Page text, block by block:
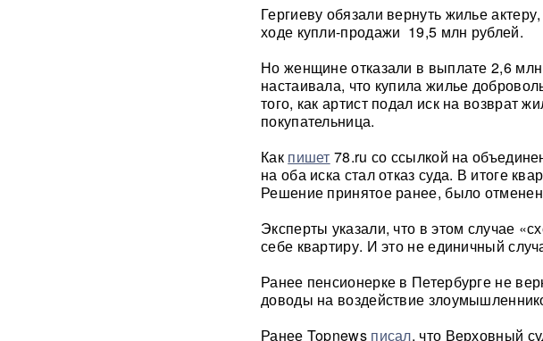
Гергиеву обязали вернуть жилье
ходе купли-продажи 19,5 млн рублей.
Но женщине отказали в выплате 2,6
настаивала, что купила жилье
того, как артист подал иск на возврат
покупательница.
Как пишет 78.ru со ссылкой на
на оба иска стал отказ суда. В итоге
Решение принятое ранее, было
Эксперты указали, что в этом случае
себе квартиру. И это не единичный
Ранее пенсионерке в Петербурге не
доводы на воздействие
Ранее Topnews писал, что Верховный